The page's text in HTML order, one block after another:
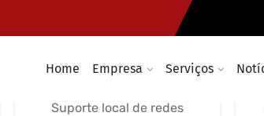
Home Empresa Serviços
Suporte, Gestão de
Redes Informáticas
Serviços locais, remotos e
Suporte local de redes